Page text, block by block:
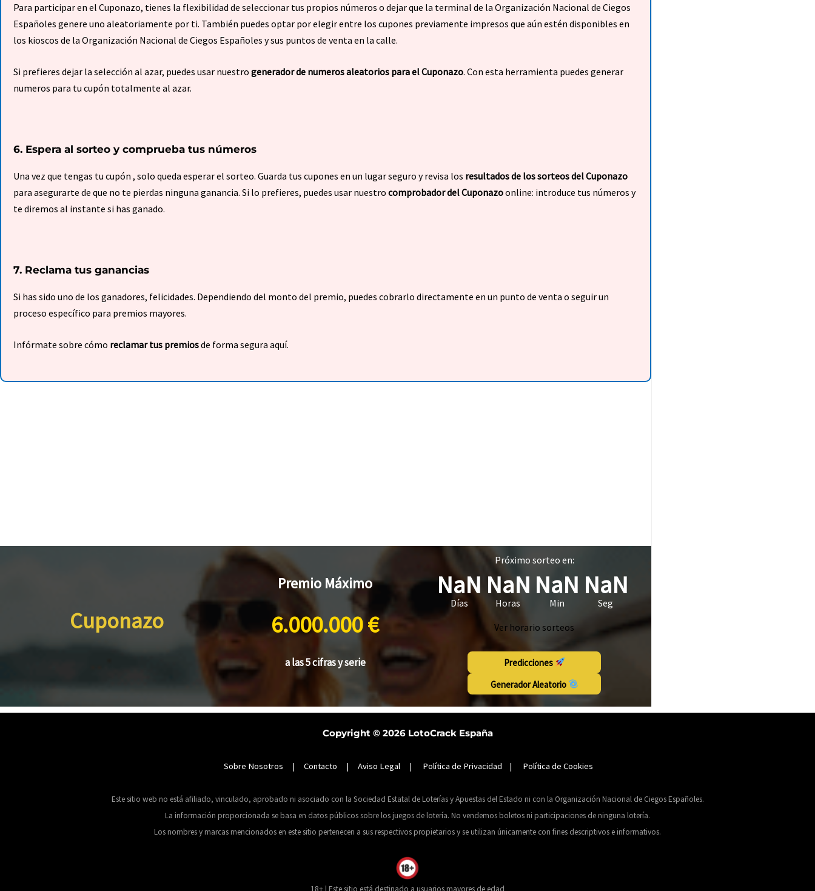
Para participar en el Cuponazo, tienes la flexibilidad de seleccionar tus propios números o dejar que la terminal de la Organización Nacional de Ciegos
Españoles genere uno aleatoriamente por ti. También puedes optar por elegir entre los cupones previamente impresos que aún estén disponibles en
los kioscos de la Organización Nacional de Ciegos Españoles y sus puntos de venta en la calle.
Si prefieres dejar la selección al azar, puedes usar nuestro generador de numeros aleatorios para el Cuponazo. Con esta herramienta puedes generar
numeros para tu cupón totalmente al azar.
6. Espera al sorteo y comprueba tus números
Una vez que tengas tu cupón , solo queda esperar el sorteo. Guarda tus cupones en un lugar seguro y revisa los resultados de los sorteos del Cuponazo
para asegurarte de que no te pierdas ninguna ganancia. Si lo prefieres, puedes usar nuestro comprobador del Cuponazoonline: introduce tus números y
te diremos al instante si has ganado.
7. Reclama tus ganancias
Si has sido uno de los ganadores, felicidades. Dependiendo del monto del premio, puedes cobrarlo directamente en un punto de venta o seguir un
proceso específico para premios mayores.
Infórmate sobre cómo reclamar tus premiosde forma segura aquí.
Cuponazo
Premio Máximo
6.000.000 €
a las 5 cifras y serie
Próximo sorteo en:
NaN
Días
NaN
Horas
NaN
Min
NaN
Seg
Ver horario sorteos
Predicciones
Generador Aleatorio
Copyright © 2026 LotoCrack España
Sobre Nosotros | Contacto | Aviso Legal | Política de Privacidad | Política de Cookies
Este sitio web no está afiliado, vinculado, aprobado ni asociado con la Sociedad Estatal de Loterías y Apuestas del Estado ni con la Organización Nacional de Ciegos Españoles.
La información proporcionada se basa en datos públicos sobre los juegos de lotería. No vendemos boletos ni participaciones de ninguna lotería.
Los nombres y marcas mencionados en este sitio pertenecen a sus respectivos propietarios y se utilizan únicamente con fines descriptivos e informativos.
18+ | Este sitio está destinado a usuarios mayores de edad